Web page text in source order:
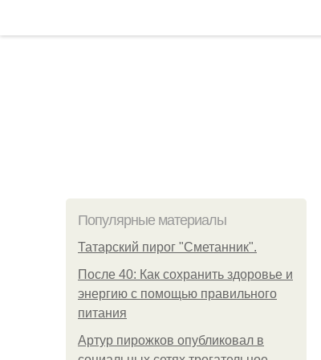
Популярные материалы
Татарский пирог "Сметанник".
После 40: Как сохранить здоровье и
энергию с помощью правильного
питания
Артур пирожков опубликовал в